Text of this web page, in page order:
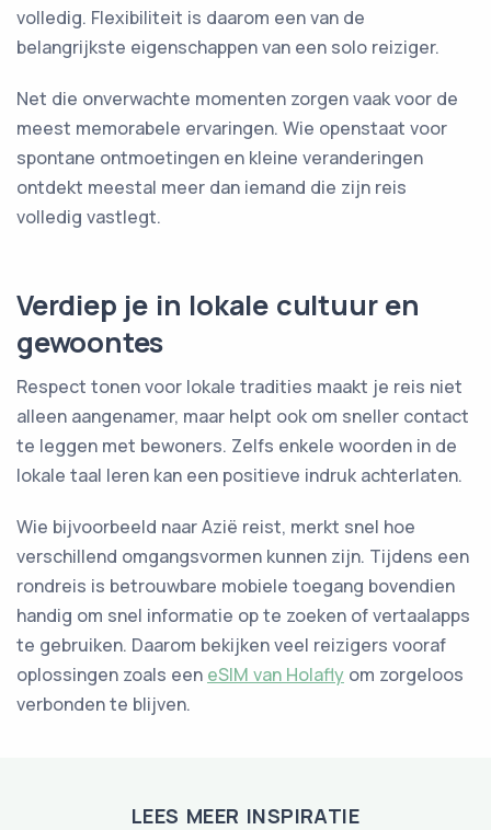
volledig. Flexibiliteit is daarom een van de
belangrijkste eigenschappen van een solo reiziger.
Net die onverwachte momenten zorgen vaak voor de
meest memorabele ervaringen. Wie openstaat voor
spontane ontmoetingen en kleine veranderingen
ontdekt meestal meer dan iemand die zijn reis
volledig vastlegt.
Verdiep je in lokale cultuur en
gewoontes
Respect tonen voor lokale tradities maakt je reis niet
alleen aangenamer, maar helpt ook om sneller contact
te leggen met bewoners. Zelfs enkele woorden in de
lokale taal leren kan een positieve indruk achterlaten.
Wie bijvoorbeeld naar Azië reist, merkt snel hoe
verschillend omgangsvormen kunnen zijn. Tijdens een
rondreis is betrouwbare mobiele toegang bovendien
handig om snel informatie op te zoeken of vertaalapps
te gebruiken. Daarom bekijken veel reizigers vooraf
oplossingen zoals een eSIM van Holafly om zorgeloos
verbonden te blijven.
LEES MEER INSPIRATIE